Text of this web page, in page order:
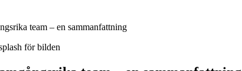
team – en sammanfattning
för bilden